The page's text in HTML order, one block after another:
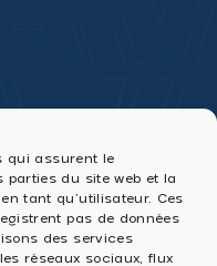
qui assurent le
du site web et la
tant qu’utilisateur. Ces
pas de données
des services
réseaux sociaux, flux